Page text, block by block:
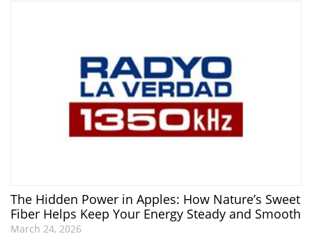
The Hidden Power in Apples: How Nature’s Sweet
Fiber Helps Keep Your Energy Steady and Smooth
March 24, 2026